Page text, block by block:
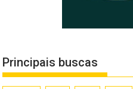
Principais buscas